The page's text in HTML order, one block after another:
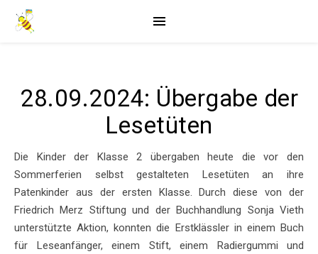
28.09.2024: Übergabe der
Lesetüten
Die Kinder der Klasse 2 übergaben heute die vor den
Sommerferien selbst gestalteten Lesetüten an ihre
Patenkinder aus der ersten Klasse. Durch diese von der
Friedrich Merz Stiftung und der Buchhandlung Sonja Vieth
unterstützte Aktion, konnten die Erstklässler in einem Buch
für Leseanfänger, einem Stift, einem Radiergummi und